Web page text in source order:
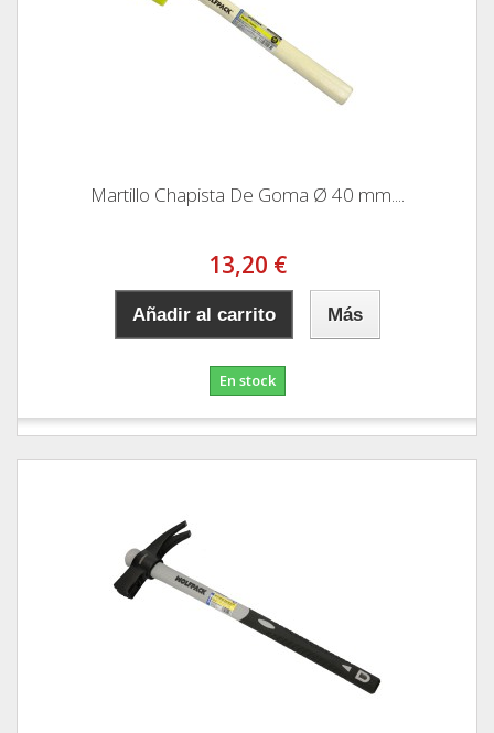
Martillo Chapista De Goma Ø 40 mm....
13,20 €
Añadir al carrito Más
En stock